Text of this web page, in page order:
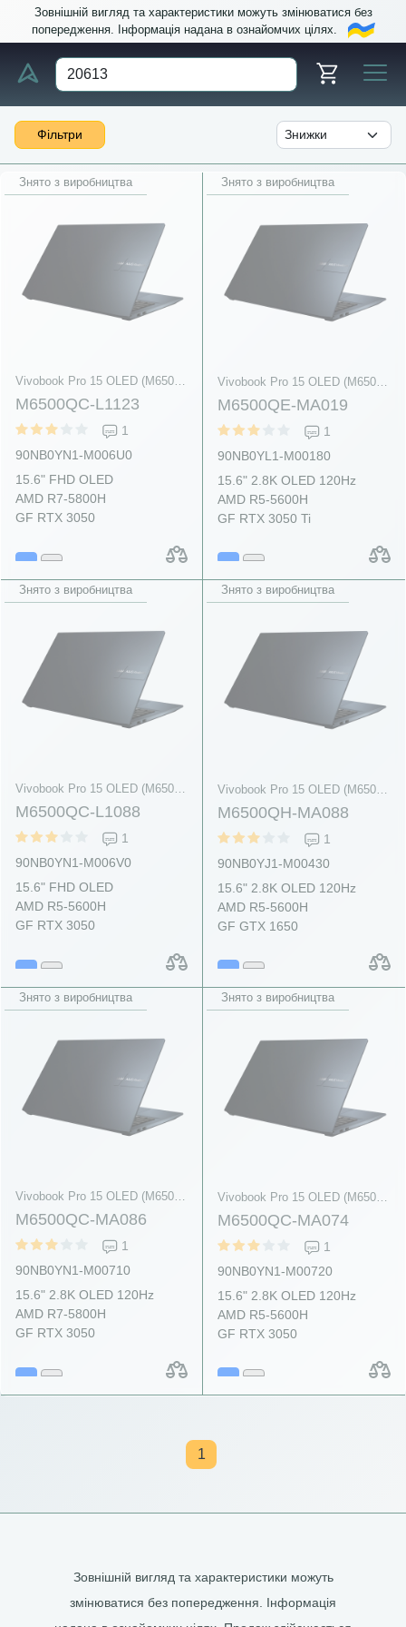
Зовнішній вигляд та характеристики можуть змінюватися без
попередження. Інформація надана в ознайомчих цілях.
Фільтри
Знято з виробництва
M6500QC-L1123
1
90NB0YN1-M006U0
15.6" FHD OLED
AMD R7-5800H
GF RTX 3050
Знято з виробництва
M6500QE-MA019
1
90NB0YL1-M00180
15.6" 2.8K OLED 120Hz
AMD R5-5600H
GF RTX 3050 Ti
Знято з виробництва
M6500QC-L1088
1
90NB0YN1-M006V0
15.6" FHD OLED
AMD R5-5600H
GF RTX 3050
Знято з виробництва
M6500QH-MA088
1
90NB0YJ1-M00430
15.6" 2.8K OLED 120Hz
AMD R5-5600H
GF GTX 1650
Знято з виробництва
M6500QC-MA086
1
90NB0YN1-M00710
15.6" 2.8K OLED 120Hz
AMD R7-5800H
GF RTX 3050
Знято з виробництва
M6500QC-MA074
1
90NB0YN1-M00720
15.6" 2.8K OLED 120Hz
AMD R5-5600H
GF RTX 3050
1
Зовнішній вигляд та характеристики можуть
змінюватися без попередження. Інформація